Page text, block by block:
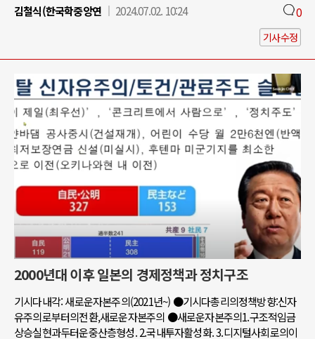
김철식(한국학중앙연
2024.07.02. 10:24 0
기사수정
2000년대 이후 일본의 경제정책과 정치구조
기시다내각: 새로운자본주의(2021년~) ●기시다총리의정책방향:신자
유주의로부터의전환,새로운자본주의 ●새로운자본주의1.구조적임금
상승실현과두터운중산층형성. 2.국내투자활성화. 3.디지털사회로의이